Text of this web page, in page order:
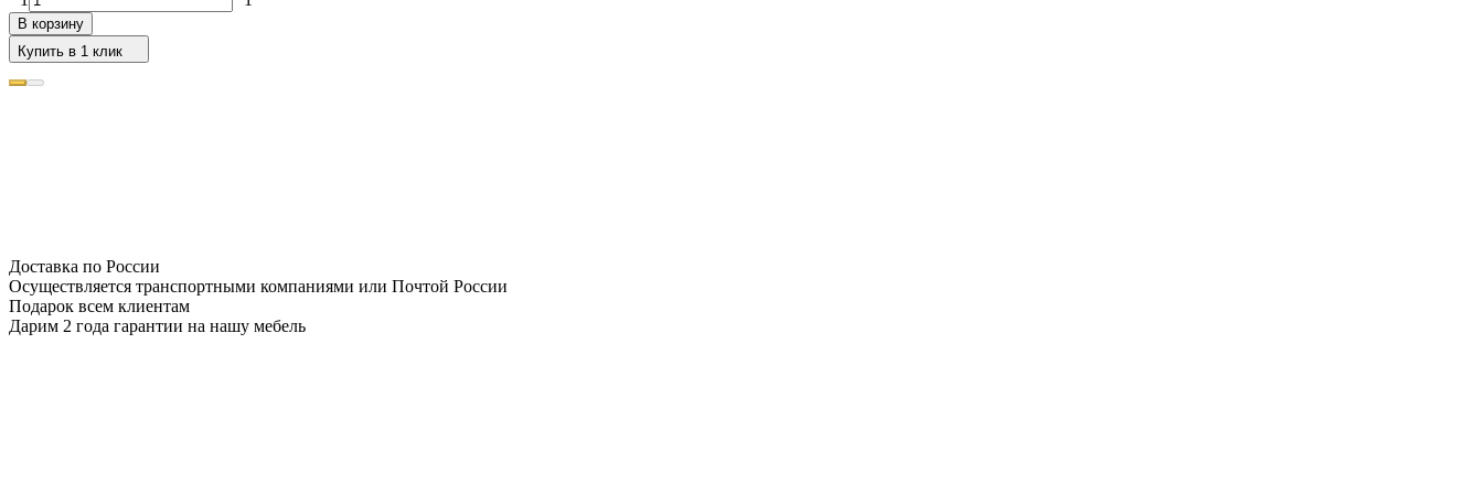
В корзину
Купить в 1 клик
Доставка по России
Осуществляется транспортными компаниями или Почтой России
Подарок всем клиентам
Дарим 2 года гарантии на нашу мебель